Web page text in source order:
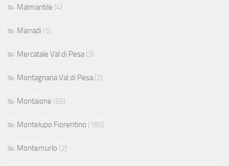
Malmantile (4)
Marradi (5)
Mercatale Val di Pesa(3)
Montagnana Val di Pesa(2)
Montaione (55)
Montelupo Fiorentino (185)
Montemurlo (2)